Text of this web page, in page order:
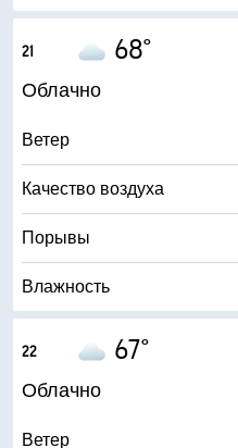
Влажность
Точка росы
AccuLumen Brightness Index™
Облачность
Дождь
21 68°
Облачно
Ветер
Качество воздуха
Порывы
Влажность
AccuLumen Brightness Index™
Облачность
22 67°
Облачно
Ветер